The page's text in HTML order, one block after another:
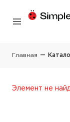
Главная
Элемент не